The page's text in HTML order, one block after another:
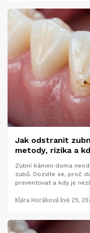
Jak odstranit
metody, rizika a
Zubní kámen doma
zubů. Dozvíte se, proč
preventovat a kdy je
Klára Horáková kvě 29,